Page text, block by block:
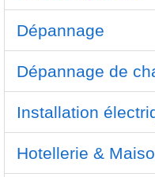
Dépannage
Dépannage de
Installation
Hotellerie &